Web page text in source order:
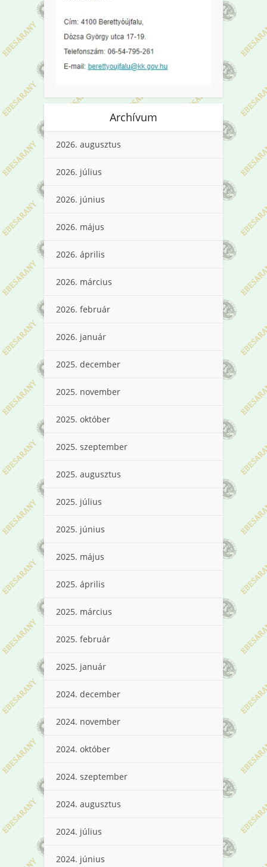
Archívum
2026. augusztus
2026. július
2026. június
2026. május
2026. április
2026. március
2026. február
2026. január
2025. december
2025. november
2025. október
2025. szeptember
2025. augusztus
2025. július
2025. június
2025. május
2025. április
2025. március
2025. február
2025. január
2024. december
2024. november
2024. október
2024. szeptember
2024. augusztus
2024. július
2024. június